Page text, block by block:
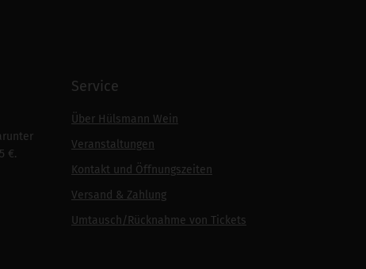
€.
Service
Über Hülsmann Wein
Veranstaltungen
Kontakt und Öffnungszeiten
Versand & Zahlung
Umtausch/Rücknahme von Tickets